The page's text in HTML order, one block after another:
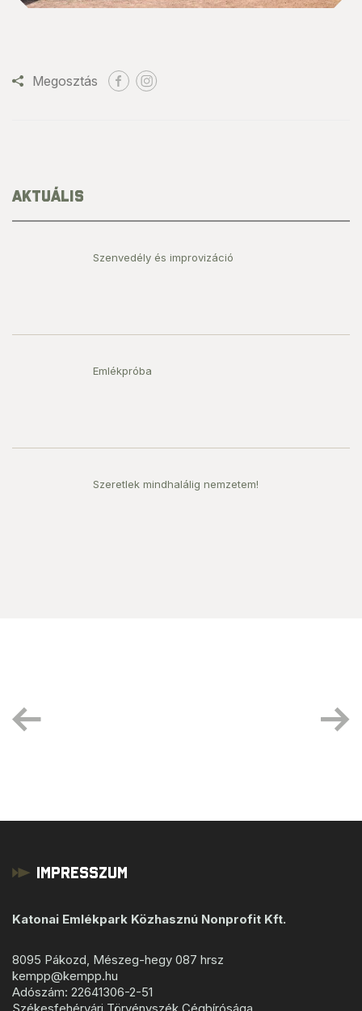
Megosztás
AKTUÁLIS
Szenvedély és improvizáció
Emlékpróba
Szeretlek mindhalálig nemzetem!
Impresszum
Katonai Emlékpark Közhasznú Nonprofit Kft.
8095 Pákozd, Mészeg-hegy 087 hrsz
kempp@kempp.hu
Adószám: 22641306-2-51